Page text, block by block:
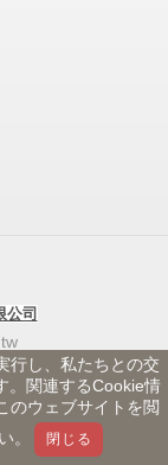
公司
行し、私たちとの交
。関連するCookie情
のウェブサイトを閲
。